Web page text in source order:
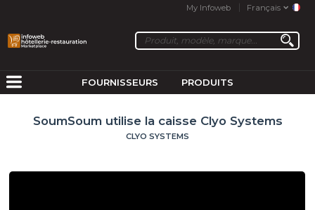
My Infoweb Français
FOURNISSEURS PRODUITS
SoumSoum utilise la caisse Clyo Systems
CLYO SYSTEMS